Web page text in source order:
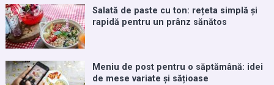
Salată de paste cu ton: rețeta simplă și
rapidă pentru un prânz sănătos
Meniu de post pentru o săptămână: idei
de mese variate și sățioase